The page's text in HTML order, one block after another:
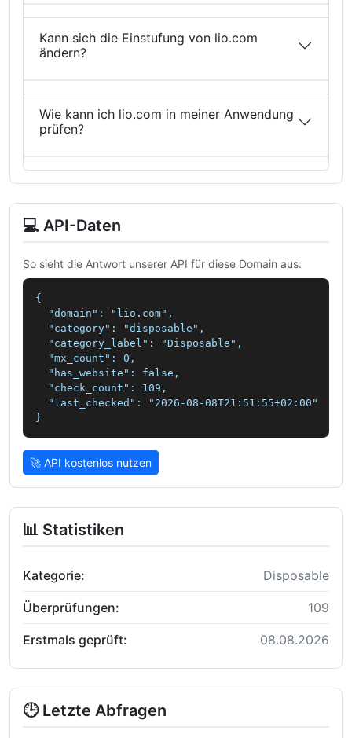
Kann sich die Einstufung von lio.com
ändern?
Wie kann ich lio.com in meiner Anwendung
prüfen?
💻 API-Daten
So sieht die Antwort unserer API für diese Domain aus:
{
  "domain": "lio.com",
  "category": "disposable",
  "category_label": "Disposable",
  "mx_count": 0,
  "has_website": false,
  "check_count": 109,
  "last_checked": "2026-08-08T21:51:55+02:00"
}
🚀 API kostenlos nutzen
📊 Statistiken
Kategorie: Disposable
Überprüfungen: 109
Erstmals geprüft: 08.08.2026
🕒 Letzte Abfragen